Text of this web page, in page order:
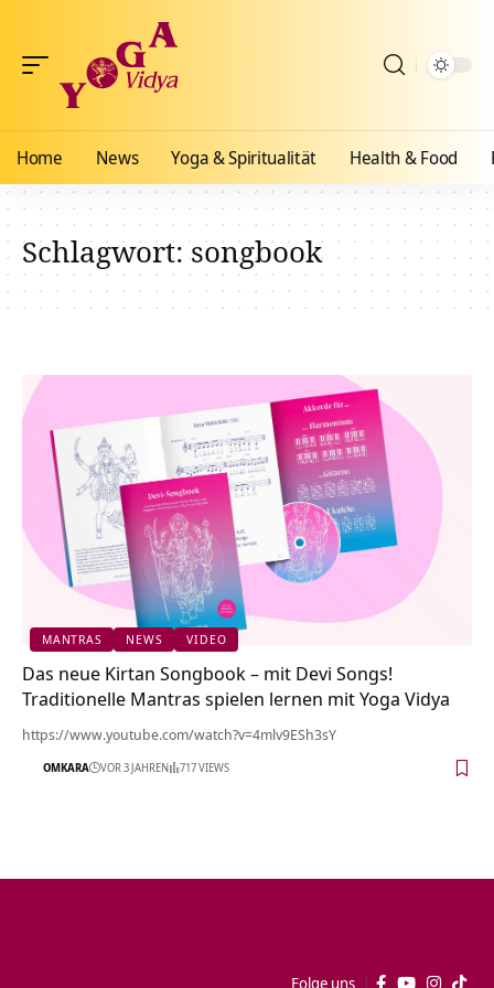
Home News Yoga & Spiritualität Health & Food
Schlagwort:songbook
MANTRAS NEWS VIDEO
Das neue Kirtan Songbook – mit Devi Songs!
Traditionelle Mantras spielen lernen mit Yoga Vidya
https://www.youtube.com/watch?v=4mlv9ESh3sY
OMKARA VOR 3 JAHREN 717 VIEWS
Folge uns